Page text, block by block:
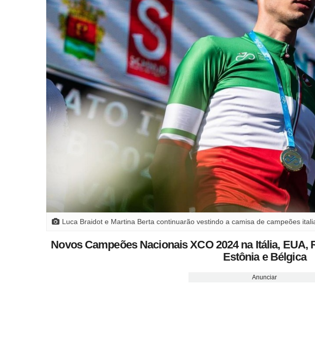
Luca Braidot e Martina Berta continuarão vestindo a camisa de campeões
Novos Campeões Nacionais XCO 2024 na Itália, EUA,
Estônia e Bélgica
Anunciar